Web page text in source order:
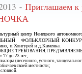
- Приглашаем к
центр Ненецкого
ФОЛЬКЛОРНЫЙ
п.Хонгурей и д.Каменка.
ПРЕДЪЯВЛЯЕМЫЕ
17 до 23 лет;
(песенного, устного,
своей местности;